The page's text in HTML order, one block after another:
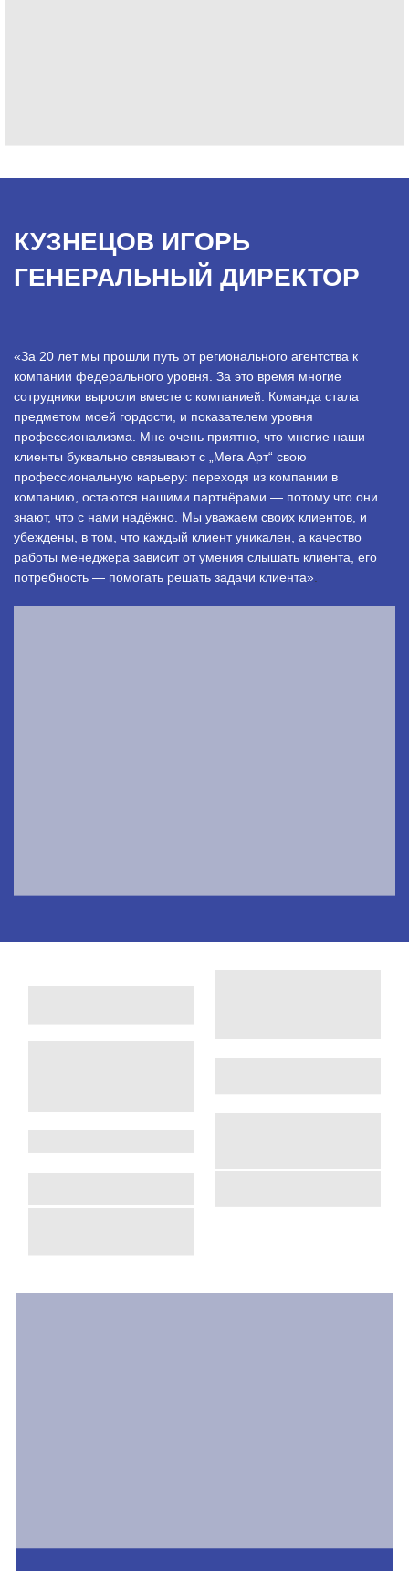
КУЗНЕЦОВ ИГОРЬ
ГЕНЕРАЛЬНЫЙ ДИРЕКТОР
«За 20 лет мы прошли путь от регионального агентства к
компании федерального уровня. За это время многие
сотрудники выросли вместе с компанией. Команда стала
предметом моей гордости, и показателем уровня
профессионализма. Мне очень приятно, что многие наши
клиенты буквально связывают с „Мега Арт“ свою
профессиональную карьеру: переходя из компании в
компанию, остаются нашими партнёрами — потому что они
знают, что с нами надёжно. Мы уважаем своих клиентов, и
убеждены, в том, что каждый клиент уникален, а качество
работы менеджера зависит от умения слышать клиента, его
потребность — помогать решать задачи клиента»